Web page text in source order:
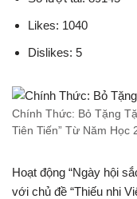
Likes: 1040
Dislikes: 5
Chính Thức: Bỏ Tặng
Tiên Tiến” Từ Năm Học
Hoạt động “Ngày hội
với chủ đề “Thiếu nhi